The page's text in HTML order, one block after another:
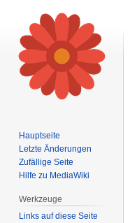
Hauptseite
Letzte Änderungen
Zufällige Seite
Hilfe zu MediaWiki
Werkzeuge
Links auf diese Seite